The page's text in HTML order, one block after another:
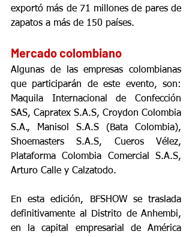
exportó más de 71 millones de pares de
zapatos a más de 150 países.
Mercado colombiano
Algunas de las empresas colombianas
que participarán de este evento, son:
Maquila Internacional de Confección
SAS, Capratex S.A.S, Croydon Colombia
S.A., Manisol S.A.S (Bata Colombia),
Shoemasters S.A.S, Cueros Vélez,
Plataforma Colombia Comercial S.A.S,
Arturo Calle y Calzatodo.
En esta edición, BFSHOW se traslada
definitivamente al Distrito de Anhembi,
en la capital empresarial de América